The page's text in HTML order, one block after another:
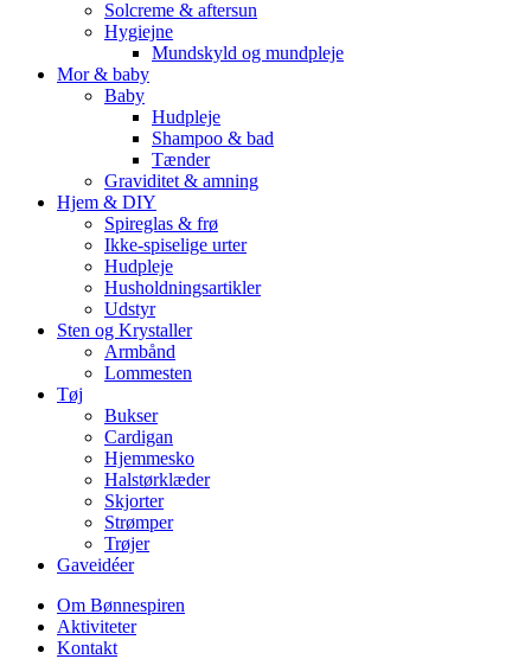
Solcreme & aftersun
Hygiejne
Mundskyld og mundpleje
Mor & baby
Baby
Hudpleje
Shampoo & bad
Tænder
Graviditet & amning
Hjem & DIY
Spireglas & frø
Ikke-spiselige urter
Hudpleje
Husholdningsartikler
Udstyr
Sten og Krystaller
Armbånd
Lommesten
Tøj
Bukser
Cardigan
Hjemmesko
Halstørklæder
Skjorter
Strømper
Trøjer
Gaveidéer
Om Bønnespiren
Aktiviteter
Kontakt